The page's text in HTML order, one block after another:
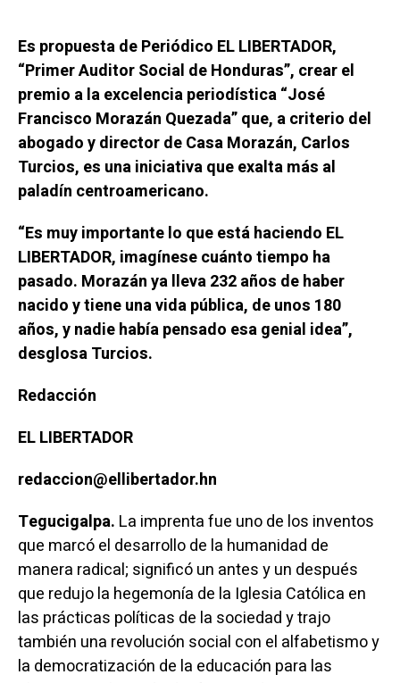
Es propuesta de Periódico EL LIBERTADOR,
“Primer Auditor Social de Honduras”, crear el
premio a la excelencia periodística “José
Francisco Morazán Quezada” que, a criterio del
abogado y director de Casa Morazán, Carlos
Turcios, es una iniciativa que exalta más al
paladín centroamericano.
“Es muy importante lo que está haciendo EL
LIBERTADOR, imagínese cuánto tiempo ha
pasado. Morazán ya lleva 232 años de haber
nacido y tiene una vida pública, de unos 180
años, y nadie había pensado esa genial idea”,
desglosa Turcios.
Redacción
EL LIBERTADOR
redaccion@ellibertador.hn
Tegucigalpa. La imprenta fue uno de los inventos
que marcó el desarrollo de la humanidad de
manera radical; significó un antes y un después
que redujo la hegemonía de la Iglesia Católica en
las prácticas políticas de la sociedad y trajo
también una revolución social con el alfabetismo y
la democratización de la educación para las